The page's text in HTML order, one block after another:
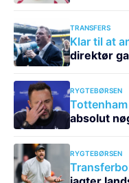
TRANSFERS
Klar til at
direktør
RYGTEBØRSEN
absolut
RYGTEBØRSEN